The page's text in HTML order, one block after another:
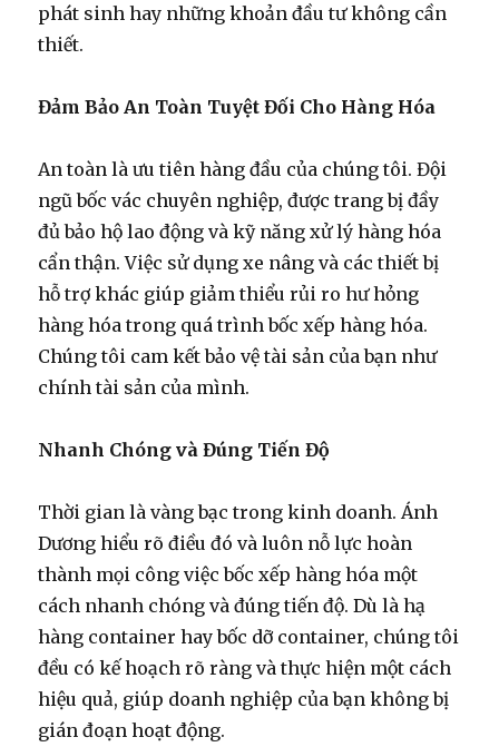
phát sinh hay những khoản đầu tư không cần
thiết.
Đảm Bảo An Toàn Tuyệt Đối Cho Hàng Hóa
An toàn là ưu tiên hàng đầu của chúng tôi. Đội
ngũ bốc vác chuyên nghiệp, được trang bị đầy
đủ bảo hộ lao động và kỹ năng xử lý hàng hóa
cẩn thận. Việc sử dụng xe nâng và các thiết bị
hỗ trợ khác giúp giảm thiểu rủi ro hư hỏng
hàng hóa trong quá trình bốc xếp hàng hóa.
Chúng tôi cam kết bảo vệ tài sản của bạn như
chính tài sản của mình.
Nhanh Chóng và Đúng Tiến Độ
Thời gian là vàng bạc trong kinh doanh. Ánh
Dương hiểu rõ điều đó và luôn nỗ lực hoàn
thành mọi công việc bốc xếp hàng hóa một
cách nhanh chóng và đúng tiến độ. Dù là hạ
hàng container hay bốc dỡ container, chúng tôi
đều có kế hoạch rõ ràng và thực hiện một cách
hiệu quả, giúp doanh nghiệp của bạn không bị
gián đoạn hoạt động.